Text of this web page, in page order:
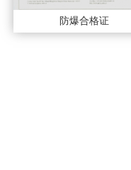
防爆合格证